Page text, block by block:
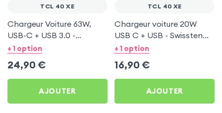
TCL 40 XE
Chargeur Voiture 63W,
USB-C + USB 3.0 -
Swissten pour TCL 40 XE
+ 1 option
24,90 €
AJOUTER
TCL 40 XE
Chargeur voiture 20W
USB C + USB - Swissten
pour TCL 40 XE
+ 1 option
16,90 €
AJOUTER